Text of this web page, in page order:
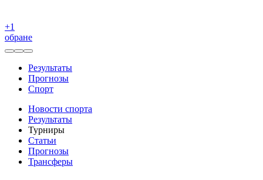
+1
обране
Результаты
Прогнозы
Спорт
Новости спорта
Результаты
Турниры
Статьи
Прогнозы
Трансферы